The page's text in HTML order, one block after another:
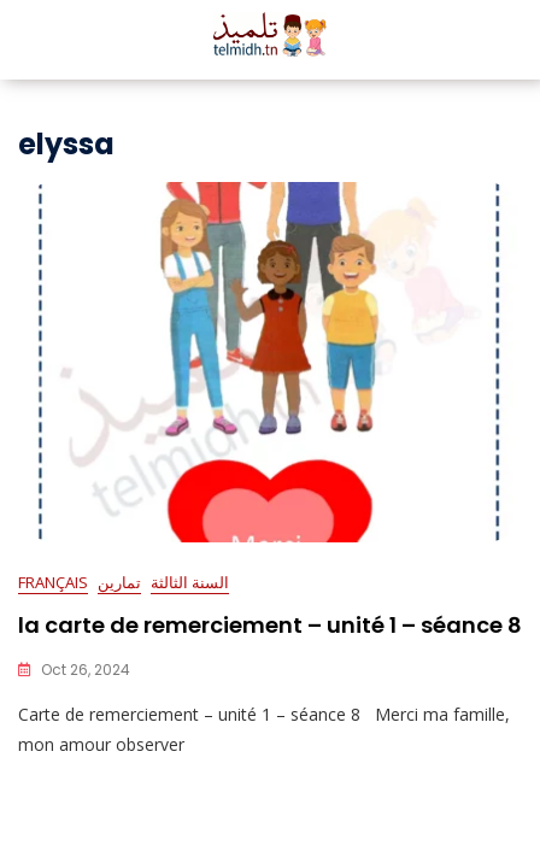
elyssa
FRANÇAIS السنة الثالثة تمارين
la carte de remerciement – unité 1 – séance 8
Oct 26, 2024
Carte de remerciement – unité 1 – séance 8 Merci ma famille,
mon amour observer